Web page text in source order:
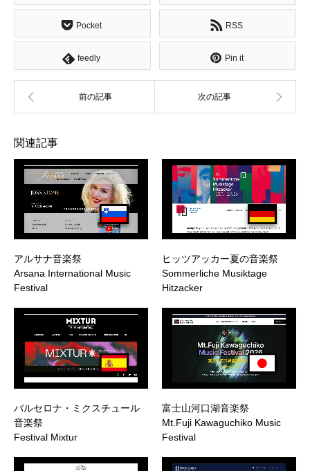
Pocket RSS
feedly Pin it
関連記事
アルサナ音楽祭
Arsana International Music
Festival
ヒッツアッカー夏の音楽祭
Sommerliche Musiktage
Hitzacker
バルセロナ・ミクスチュール
音楽祭
Festival Mixtur
富士山河口湖音楽祭
Mt.Fuji Kawaguchiko Music
Festival